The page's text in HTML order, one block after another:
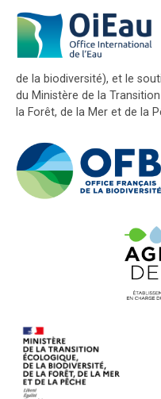
de la biodiversité), et le
du Ministère de la
la Forêt, de la Mer et de la